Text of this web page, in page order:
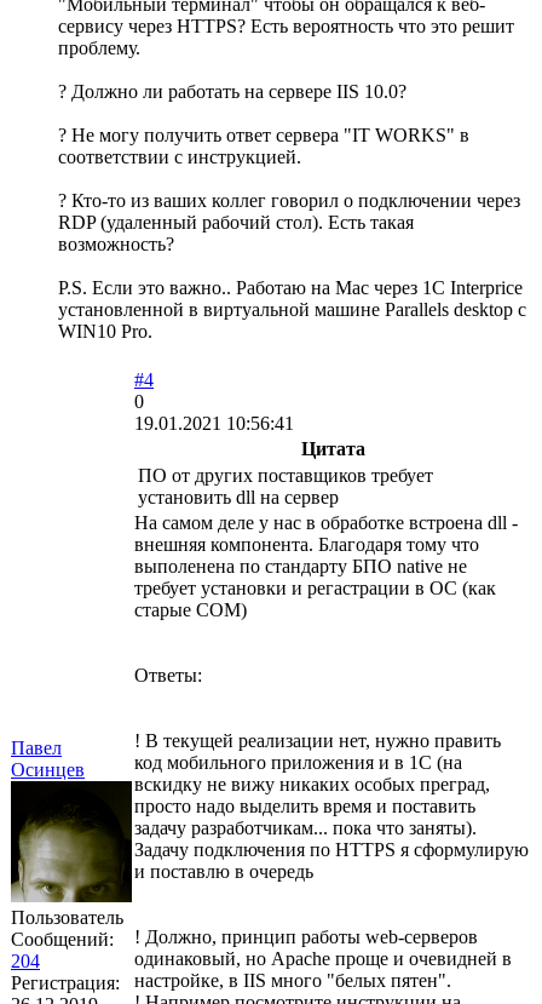
"Мобильный терминал" чтобы он обращался к веб-
сервису через HTTPS? Есть вероятность что это решит
проблему.
? Должно ли работать на сервере IIS 10.0?
? Не могу получить ответ сервера "IT WORKS" в
соответствии с инструкцией.
? Кто-то из ваших коллег говорил о подключении через
RDP (удаленный рабочий стол). Есть такая
возможность?
P.S. Если это важно.. Работаю на Mac через 1С Interprice
установленной в виртуальной машине Parallels desktop с
WIN10 Pro.
Павел
Осинцев
Пользователь
Сообщений:
204
Регистрация:
#4
0
19.01.2021 10:56:41
Цитата
ПО от других поставщиков требует
установить dll на сервер
На самом деле у нас в обработке встроена dll -
внешняя компонента. Благодаря тому что
выполенена по стандарту БПО native не
требует установки и регастрации в ОС (как
старые COM)
Ответы:
! В текущей реализации нет, нужно править
код мобильного приложения и в 1С (на
вскидку не вижу никаких особых преград,
просто надо выделить время и поставить
задачу разработчикам... пока что заняты).
Задачу подключения по HTTPS я сформулирую
и поставлю в очередь
! Должно, принцип работы web-серверов
одинаковый, но Apache проще и очевидней в
настройке, в IIS много "белых пятен".